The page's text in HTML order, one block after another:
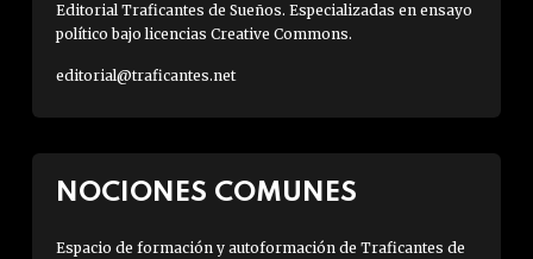
Editorial Traficantes de Sueños. Especializadas en ensayo
político bajo licencias Creative Commons.
editorial@traficantes.net
NOCIONES COMUNES
Espacio de formación y autoformación de Traficantes de